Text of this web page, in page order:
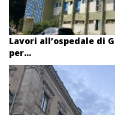
Lavori all’ospedale di
per...